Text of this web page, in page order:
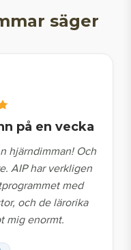
säger
på en vecka
hjärndimman! Och
AIP har verkligen
med
och de lärorika
mig enormt.